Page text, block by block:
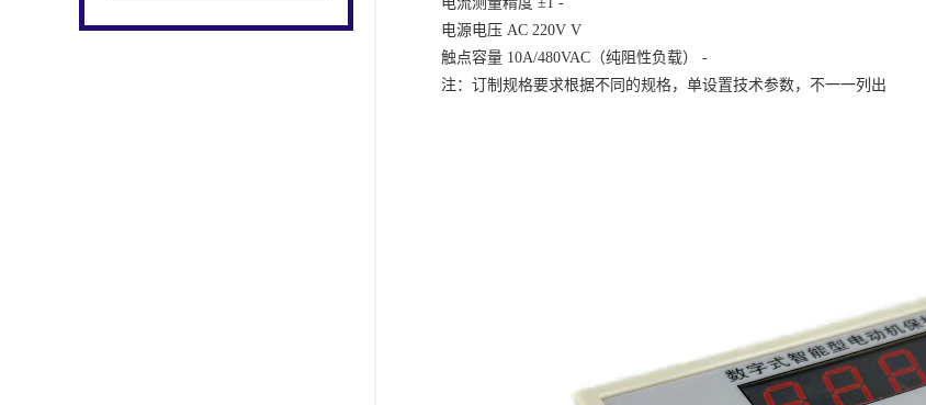
电源电压 AC 220V V
触点容量 10A/480VAC（纯阻性负载） -
注：订制规格要求根据不同的规格，单设置技术参数，不一一列出